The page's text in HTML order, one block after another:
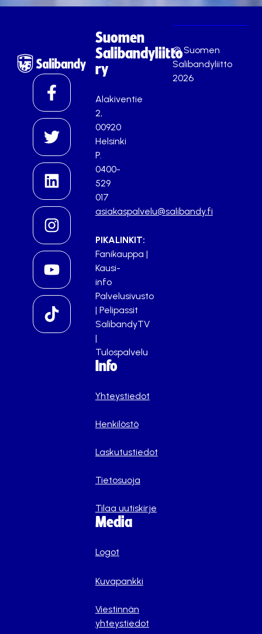
Suomen
Salibandyliitto
ry
Alakiventie
2,
00920
Helsinki
P.
0400-
529
017
asiakaspalvelu@salibandy.fi
PIKALINKIT:
Fanikauppa |
Kausi-
info
Palvelusivusto
| Pelipassit
SalibandyTV
|
Tulospalvelu
Info
Yhteystiedot
Henkilöstö
Laskutustiedot
Tietosuoja
Tilaa uutiskirje
Media
Logot
Kuvapankki
Viestinnän
yhteystiedot
© Suomen
Salibandyliitto
2026